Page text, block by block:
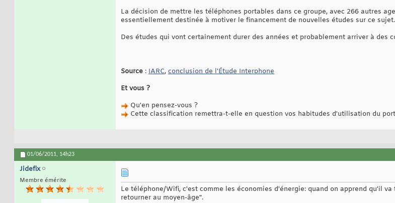
La décision de mettre les téléphones portables dans ce groupe, avec 266 autres
essentiellement destinée à motiver le financement de nouvelles études sur ce sujet.
Des études qui vont certainement durer des années et probablement arriver à des
Source : IARC, conclusion de l'Étude Interphone
Et vous ?
Qu'en pensez-vous ?
Cette classification remettra-t-elle en question vos habitudes d'utilisation du
01/06/2011, 14h23
Jidefix
Membre émérite
Le téléphone/Wifi, c'est comme les économies d'énergie: quand on apprend qu'il
retourner au moyen-âge".